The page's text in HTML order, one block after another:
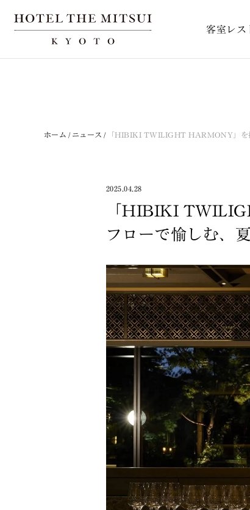
客室 レス
ホーム ニュース 「HIBIKI TWILIGHT HARMONY」を
2025.04.28
「HIBIKI
フローで愉しむ、